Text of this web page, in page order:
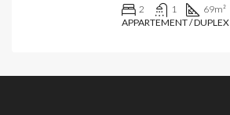
2 1 69m²
APPARTEMENT / DUPLEX